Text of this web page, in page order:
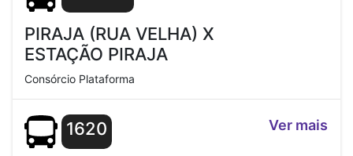
PIRAJA (RUA VELHA) X
ESTAÇÃO PIRAJA
Consórcio Plataforma
1620 Ver mais